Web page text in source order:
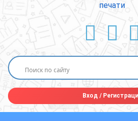
печати
Вход /